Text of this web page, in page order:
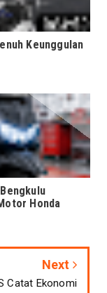
Keunggulan
Honda
Next
Catat Ekonomi